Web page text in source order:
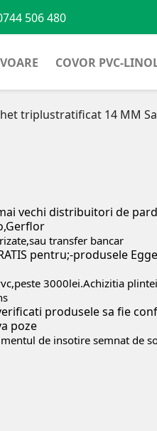
506 480
COVOR PVC-
triplustratificat 14 MM
vechi distribuitori de
transfer bancar
pentru;-produsele
3000lei.Achizitia
produsele sa fie
poze
de insotire semnat de